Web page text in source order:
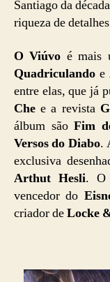
Santiago da
riqueza de
O Viúvo é mais
Quadriculando e
entre elas, que já
Che e a revista
álbum sãoFim
Versos do Diabo.
exclusiva
Arthut Hesli. O
vencedor do
criador deLocke